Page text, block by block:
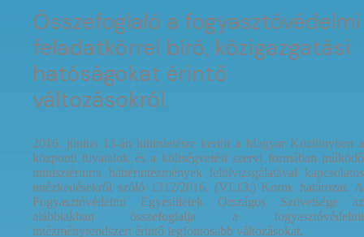
Összefoglaló a fogyasztóvédelmi
feladatkörrel bíró, közigazgatási
hatóságokat érintő
változásokról
2016. június 13-án kihirdetésre került a Magyar Közlönyben a
központi hivatalok és a költségvetési szervi formában működő
minisztériumi háttérintézmények felülvizsgálatával kapcsolatos
intézkedésekről szóló 1312/2016. (VI.13.) Korm. határozat. A
Fogyasztóvédelmi Egyesületek Országos Szövetsége az
alábbiakban összefoglalja a fogyasztóvédelmi
intézményrendszert érintő legfontosabb változásokat.